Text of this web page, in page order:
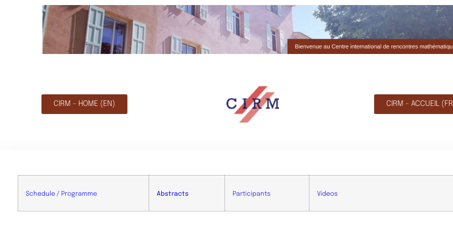
CIRM - HOME (EN) CIRM - ACCUEIL
Schedule / Programme Abstracts Participants Videos